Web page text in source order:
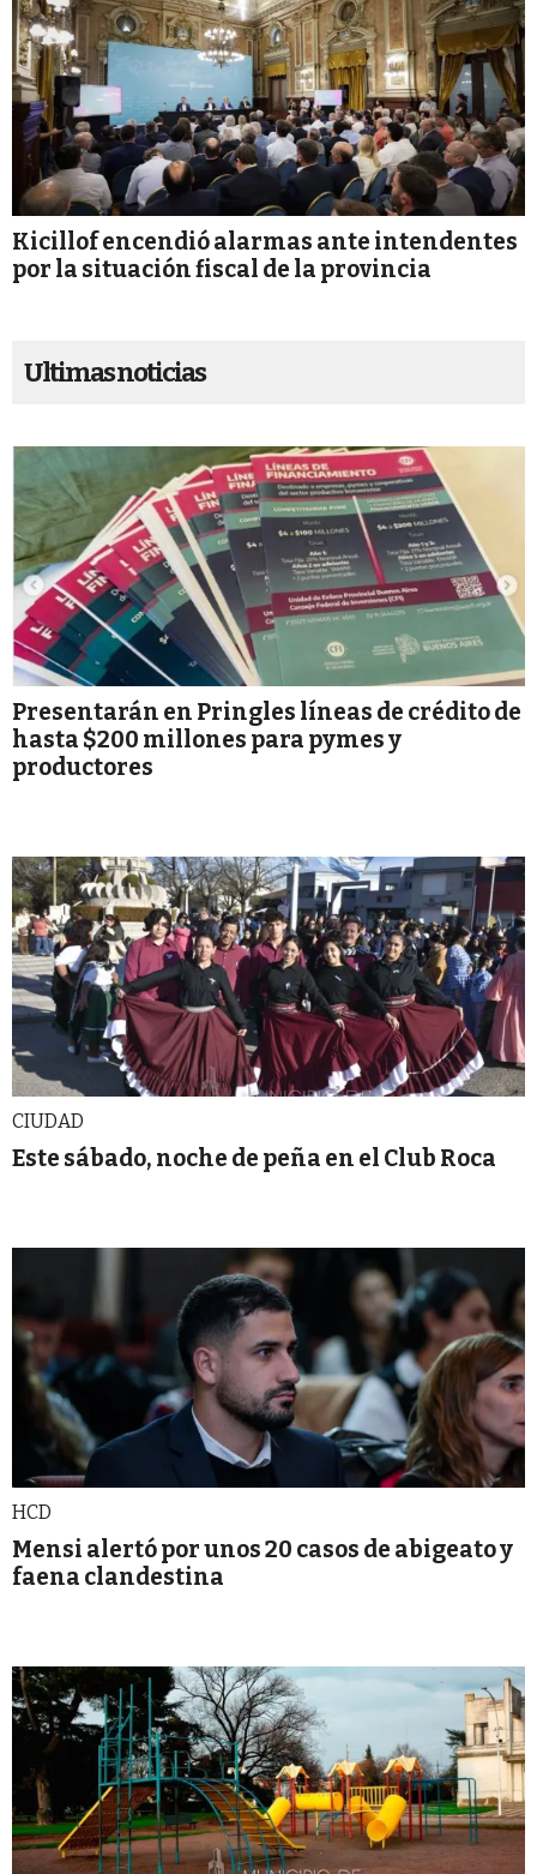
Kicillof encendió alarmas ante intendentes
por la situación fiscal de la provincia
Ultimas noticias
Presentarán en Pringles líneas de crédito de
hasta $200 millones para pymes y
productores
CIUDAD
Este sábado, noche de peña en el Club Roca
HCD
Mensi alertó por unos 20 casos de abigeato y
faena clandestina